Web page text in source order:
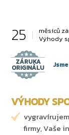
25
měsíců
Výhody
ZÁRUKA
ORIGINÁLU
VÝHODY
firmy, Vaše